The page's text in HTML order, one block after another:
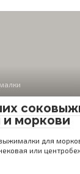
и моркови
для
или